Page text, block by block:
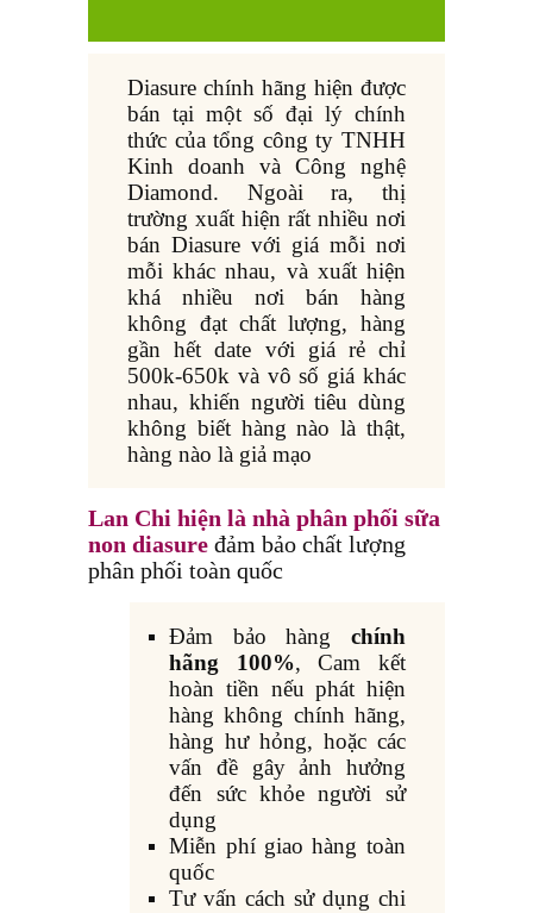
Diasure chính hãng hiện được
bán tại một số đại lý chính
thức của tổng công ty TNHH
Kinh doanh và Công nghệ
Diamond. Ngoài ra, thị
trường xuất hiện rất nhiều nơi
bán Diasure với giá mỗi nơi
mỗi khác nhau, và xuất hiện
khá nhiều nơi bán hàng
không đạt chất lượng, hàng
gần hết date với giá rẻ chỉ
500k-650k và vô số giá khác
nhau, khiến người tiêu dùng
không biết hàng nào là thật,
hàng nào là giả mạo
Lan Chi hiện là nhà phân phối sữa
non diasure đảm bảo chất lượng
phân phối toàn quốc
Đảm bảo hàng chính
hãng 100%, Cam kết
hoàn tiền nếu phát hiện
hàng không chính hãng,
hàng hư hỏng, hoặc các
vấn đề gây ảnh hưởng
đến sức khỏe người sử
dụng
Miễn phí giao hàng toàn
quốc
Tư vấn cách sử dụng chi